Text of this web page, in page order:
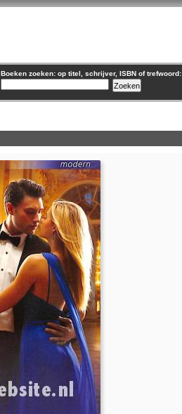
Boeken zoeken: op titel, schrijver, ISBN of trefwoord: